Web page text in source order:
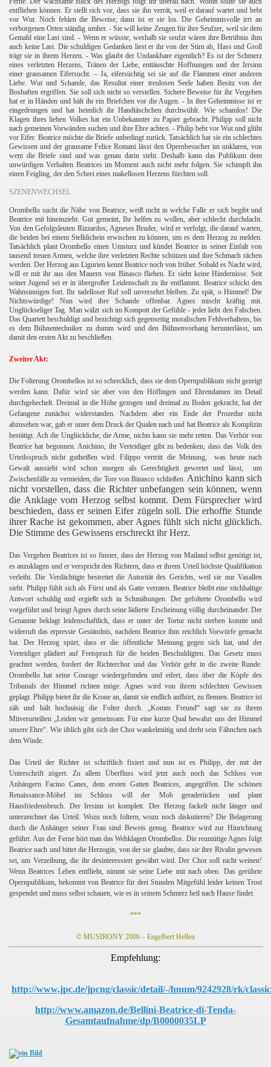
entfliehen können. Er stellt sich vor, dass sie ihn verrät, weil er darauf wartet und bebt
vor Wut. Noch fehlen die Beweise, dann ist er sie los. Die Geheimnisvolle irrt an
verborgenen Orten ständig umher. - Sie will keine Zeugen für ihre Seufzer, weil sie dem
Gemahl eine Last sind. - Wenn er wüsste, weshalb sie seufzt wären ihre Betrübnis ihm
auch keine Last. Die schuldigen Gedanken liest er ihr von der Stirn ab, Hass und Groll
trägt sie in ihrem Herzen. - Was glaubt der Undankbare eigentlich? Es ist der Schmerz
eines verletzten Herzens, Tränen der Liebe, enttäuschte Hoffnungen und der Irrsinn
einer grausamen Eifersucht. – Ja, eifersüchtig sei sie auf die Flammen einer anderen
Liebe. Wut und Schande, das Resultat einer treulosen Seele haben Besitz von der
Boshaften ergriffen. Sie soll sich nicht so verstellen. Sichere Beweise für ihr Vergehen
hat er in Händen und hält ihr ein Briefchen vor die Augen. - In ihre Geheimnisse ist er
eingedrungen und hat heimlich ihr Handtäschchen durchwühlt. Wie schamlos! Die
Klagen ihres lieben Volkes hat ein Unbekannter zu Papier gebracht. Philipp soll nicht
nach gemeinen Vorwänden suchen und ihre Ehre achten. - Philip bebt vor Wut und glüht
vor Eifer. Beatrice möchte die Briefe unbedingt zurück. Tatsächlich hat sie ein schlechtes
Gewissen und der grausame Felice Romani lässt den Opernbesucher im unklaren, von
wem die Briefe sind und was genau darin steht. Deshalb kann das Publikum dem
unwürdigen Verhalten Beatrices im Moment auch nicht mehr folgen. Sie schimpft ihn
einen Feigling, der den Schrei eines makellosen Herzens fürchten soll.
SZENENWECHSEL
Orombello sucht die Nähe von Beatrice, weiß nicht in welche Falle er sich begibt und
Beatrice mit hineinzieht. Gut gemeint, Ihr helfen zu wollen, aber schlecht durchdacht.
Von den Gefolgsleuten Rizzardos, Agneses Bruder, wird er verfolgt, die darauf warten,
die beiden bei einem Stelldichein erwischen zu können, um es dem Herzog zu melden.
Tatsächlich plant Orombello einen Umsturz und kündet Beatrice in seiner Einfalt von
tausend treuen Armen, welche ihre verletzten Rechte schützen und ihre Schmach rächen
werden. Der Herzog aus Ligurien kennt Beatrice noch von früher. Sobald es Nacht wird,
will er mit ihr aus den Mauern von Binasco fliehen. Er sieht keine Hindernisse. Seit
seiner Jugend sei er in übergroßer Leidenschaft zu ihr entflammt. Beatrice schickt den
Wahnsinnigen fort. Ihr tadelloser Ruf soll unversehrt bleiben. Zu spät, o Himmel! Die
Nichtswürdige! Nun wird ihre Schande offenbar. Agnes mischt kräftig mit.
Unglückseliger Tag. Man wälzt sich im Kompott der Gefühle - jeder liebt den Falschen.
Das Quartett beschuldigt und bezichtigt sich gegenseitig moralischen Fehlverhaltens, bis
es dem Bühnentechniker zu dumm wird und den Bühnenvorhang herunterlässt, um
damit den ersten Akt zu beschließen.
Zweiter Akt:
Die Folterung Orombellos ist so schrecklich, dass sie dem Opernpublikum nicht gezeigt
werden kann. Dafür wird sie aber von den Höflingen und Ehrendamen im Detail
durchgehechelt. Dreimal in die Höhe gezogen und dreimal zu Boden gekracht, hat der
Gefangene zunächst widerstanden. Nachdem aber ein Ende der Prozedur nicht
abzusehen war, gab er unter dem Druck der Qualen nach und hat Beatrice als Komplizin
bestätigt. Ach die Unglückliche, die Arme, nichts kann sie mehr retten. Das Verhör von
Beatrice hat begonnen. Anichino, ihr Verteidiger gibt zu bedenken, dass das Volk den
Urteilsspruch nicht gutheißen wird. Filippo vertritt die Meinung,
was heute nach
Gewalt aussieht wird schon morgen als Gerechtigkeit gewertet und lässt,
um
Zwischenfälle zu vermeiden, die Tore von Binasco schließen. Anichino kann sich
nicht vorstellen, dass die Richter unbefangen sein können, wenn
die Anklage vom Herzog selbst kommt. Dem Fürsprecher wird
beschieden, dass er seinen Eifer zügeln soll. Die erhoffte Stunde
ihrer Rache ist gekommen, aber Agnes fühlt sich nicht glücklich.
Die Stimme des Gewissens erschreckt ihr Herz.
Das Vergehen Beatrices ist so finster, dass der Herzog von Mailand selbst genötigt ist,
es anzuklagen und er verspricht den Richtern, dass er ihrem Urteil höchste Qualifikation
verleiht. Die Verdächtigte bestreitet die Autorität des Gerichts, weil sie nur Vasallen
sieht. Philipp fühlt sich als Fürst und als Gatte verraten. Beatrice bleibt eine stichhaltige
Antwort schuldig und ergießt sich in Schmähungen. Der gefolterte Orombello wird
vorgeführt und bringt Agnes durch seine lädierte Erscheinung völlig durcheinander. Der
Genannte beklagt leidenschaftlich, dass er unter der Tortur nicht sterben konnte und
widerruft das erpresste Geständnis, nachdem Beatrice ihm reichlich Vorwürfe gemacht
hat. Der Herzog spürt, dass er die öffentliche Meinung gegen sich hat, und der
Verteidiger plädiert auf Freispruch für die beiden Beschuldigten. Das Gesetz muss
geachtet werden, fordert der Richterchor und das Verhör geht in die zweite Runde.
Orombello hat seine Courage wiedergefunden und eifert, dass über die Köpfe des
Tribunals der Himmel richten möge. Agnes wird von ihrem schlechten Gewissen
geplagt. Philipp bietet ihr die Krone an, damit sie endlich aufhört, zu flennen. Beatrice ist
zäh und hält hochnäsig die Folter durch. „Komm Freund“ sagt sie zu ihrem
Mitverurteilten „Leiden wir gemeinsam. Für eine kurze Qual bewahrt uns der Himmel
unsere Ehre“. Wie üblich gibt sich der Chor wankelmütig und dreht sein Fähnchen nach
dem Winde.
Das Urteil der Richter ist schriftlich fixiert und nun ist es Philipp, der mit der
Unterschrift zögert. Zu allem Überfluss wird jetzt auch noch das Schloss von
Anhängern Facino Canes, dem ersten Gatten Beatrices, angegriffen. Die schönen
Renaissance-Möbel im Schloss will der Mob geraderücken und plant
Hausfriedensbruch. Der Irrsinn ist komplett. Der Herzog fackelt nicht länger und
unterzeichnet das Urteil. Wozu noch foltern, wozu noch diskutieren? Die Belagerung
durch die Anhänger seiner Frau sind Beweis genug. Beatrice wird zur Hinrichtung
geführt. Aus der Ferne hört man das Wehklagen Orombellos. Die reumütige Agnes folgt
Beatrice nach und bittet die Herzogin, von der sie glaubte, dass sie ihre Rivalin gewesen
sei, um Verzeihung, die ihr desinteressiert gewährt wird. Der Chor soll nicht weinen!
Wenn Beatrices Leben entflieht, nimmt sie seine Liebe mit nach oben. Das gerührte
Opernpublikum, bekommt von Beatrice für drei Stunden Mitgefühl leider keinen Trost
gespendet und muss selbst schauen, wie es in seinem Schmerz heil nach Hause findet.
***
© MUSIRONY 2006 – Engelbert Hellen
Empfehlung:
http://www.jpc.de/jpcng/classic/detail/-/hnum/9242928/rk/
http://www.amazon.de/Bellini-Beatrice-di-Tenda-
Gesamtaufnahme/dp/B0000035LP
I.
II.